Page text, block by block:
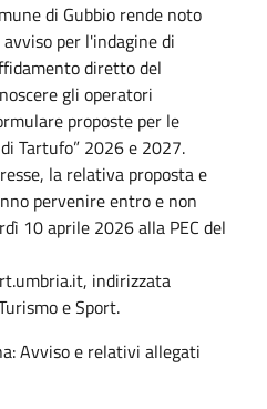
di Gubbio rende noto
per l'indagine di
diretto del
gli operatori
proposte per le
Tartufo” 2026 e 2027.
la relativa proposta e
pervenire entro e non
10 aprile 2026 alla PEC del
indirizzata
e Sport.
Avviso e relativi allegati